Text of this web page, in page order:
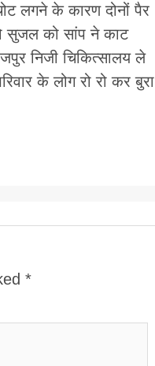
लगने के कारण दोनों पैर
सुजल को सांप ने काट
निजी चिकित्सालय ले
के लोग रो रो कर बुरा
*